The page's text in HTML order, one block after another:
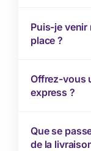
Puis-je venir
place ?
Offrez-vous
express ?
Que se
de la